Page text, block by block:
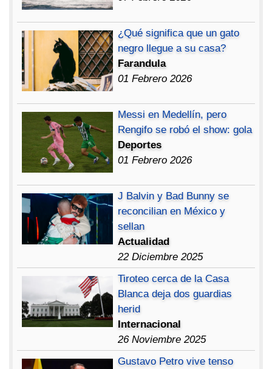
¿Qué significa que un gato
negro llegue a su casa?
Farandula
01 Febrero 2026
Messi en Medellín, pero
Rengifo se robó el show: gola
Deportes
01 Febrero 2026
J Balvin y Bad Bunny se
reconcilian en México y
sellan
Actualidad
22 Diciembre 2025
Tiroteo cerca de la Casa
Blanca deja dos guardias
herid
Internacional
26 Noviembre 2025
Gustavo Petro vive tenso